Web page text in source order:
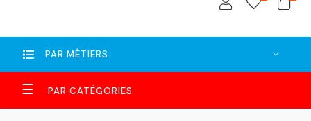
PAR MÉTIERS
Basculer
la
navigation
☰